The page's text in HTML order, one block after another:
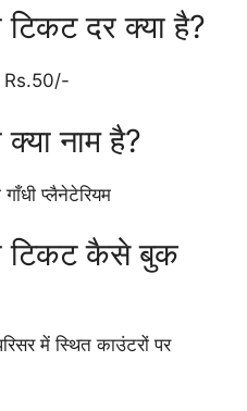
टिकट दर क्या है?
Rs.50/-
नाम है?
प्लैनेटेरियम
टिकट कैसे बुक
में स्थित काउंटरों पर